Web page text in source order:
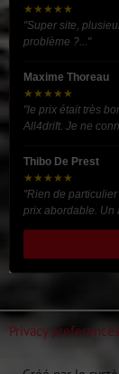
★★★★★
"Super site,
problème ?..."
Maxime Thoreau
★★★★★
"le prix était très
All4drift. Je ne
Thibo De Prest
★★★★★
"Rien de
prix abordable. Un
Privacy preferences